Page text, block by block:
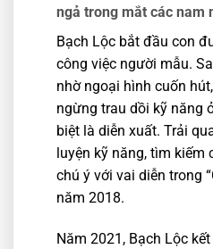
ngả trong mắt các nam
Bạch Lộc bắt đầu con
công việc người mẫu.
nhờ ngoại hình cuốn
ngừng trau dồi kỹ năng
biệt là diễn xuất. Trải
luyện kỹ năng, tìm kiếm
chú ý với vai diễn trong
năm 2018.
Năm 2021, Bạch Lộc